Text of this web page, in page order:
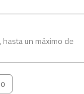
un máximo de